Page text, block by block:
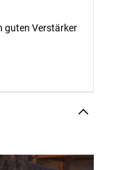
guten Verstärker